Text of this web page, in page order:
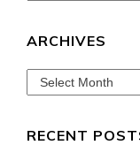
ARCHIVES
Archives
RECENT